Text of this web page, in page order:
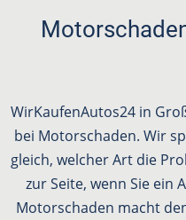
WirKaufenAutos24 in
bei Motorschaden. Wir
gleich, welcher Art die
zur Seite, wenn Sie
Motorschaden macht